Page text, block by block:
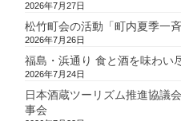
2026年7月27日
松竹町会の活動「町内夏季一斉
2026年7月26日
福島・浜通り 食と酒を味わい
2026年7月24日
日本酒蔵ツーリズム推進協議
事会